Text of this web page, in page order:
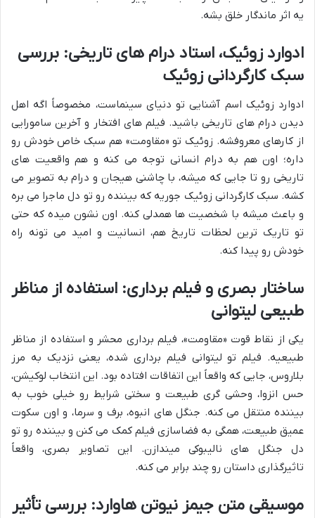
یه اثر ماندگار خلق بشه.
ادوارد زوئیک، استاد درام های تاریخی: بررسی
سبک کارگردانی زوئیک
ادوارد زوئیک اسم آشنایی تو دنیای سینماست، مخصوصاً اگه اهل
دیدن درام های تاریخی باشید. فیلم های افتخار و آخرین سامورایی
از کارهای معروفشه. زوئیک تو «مقاومت» هم سبک خاص خودش رو
داره؛ اون هم به درام انسانی توجه می کنه و هم واقعیت های
تاریخی رو تا جایی که میشه، با چاشنی هیجان و درام به تصویر می
کشه. سبک کارگردانی زوئیک جوریه که بیننده رو تو دل ماجرا می بره
و باعث میشه با شخصیت ها همدلی کنه. اون نشون میده که حتی
تو تاریک ترین لحظات تاریخ هم، انسانیت و امید می تونه راه
خودش رو پیدا کنه.
ساختار بصری و فیلم برداری: استفاده از مناظر
طبیعی لیتوانی
یکی از نقاط قوت «مقاومت»، فیلم برداری محشر و استفاده از مناظر
طبیعیه. فیلم تو لیتوانی فیلم برداری شده، یعنی نزدیک به مرز
بلاروس، جایی که واقعاً این اتفاقات افتاده بود. این انتخاب لوکیشن،
حس انزوا، وحشی گری طبیعت و سختی شرایط رو خیلی خوب به
بیننده منتقل می کنه. جنگل های انبوه، برف و سرما، و اون سکوت
عمیق طبیعت، همگی به فضاسازی فیلم کمک می کنن و بیننده رو تو
دل جنگل های نالیبوکی میندازن. این تصاویر بصری، واقعاً
تاثیرگذاری داستان رو چند برابر می کنه.
موسیقی متن جیمز نیوتن هاوارد: بررسی تأثیر